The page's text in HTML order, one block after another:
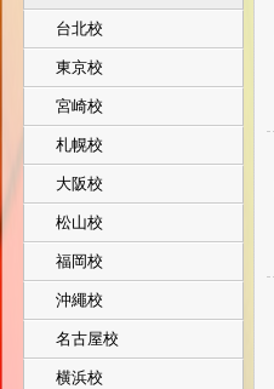
台北校
東京校
宮崎校
札幌校
大阪校
松山校
福岡校
沖繩校
名古屋校
横浜校